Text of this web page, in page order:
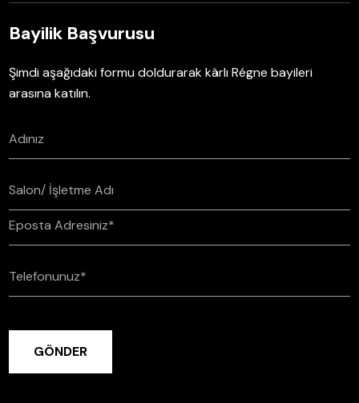
Bayilik Başvurusu
Şimdi aşağıdaki formu doldurarak kârlı Régne bayileri
arasına katılın.